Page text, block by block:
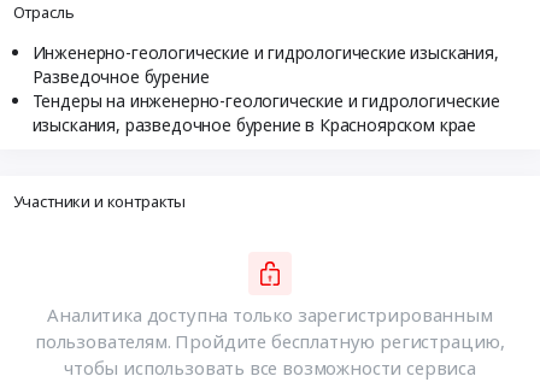
Отрасль
Инженерно-геологические и гидрологические изыскания,
Разведочное бурение
Тендеры на инженерно-геологические и гидрологические
изыскания, разведочное бурение в Красноярском крае
Участники и контракты
Аналитика доступна только зарегистрированным
пользователям. Пройдите бесплатную регистрацию,
чтобы использовать все возможности сервиса